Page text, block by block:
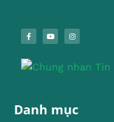
Danh mục